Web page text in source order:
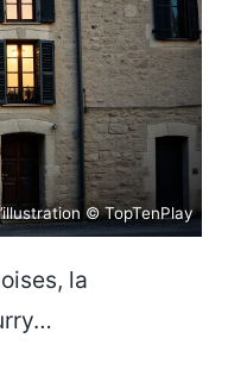
© TopTenPlay
la